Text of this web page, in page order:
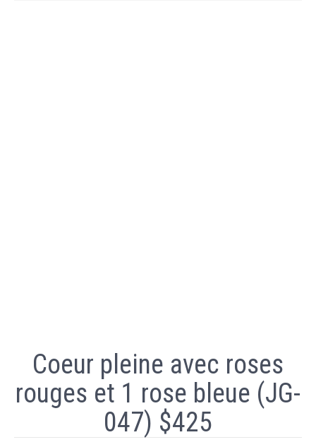
Coeur pleine avec roses
rouges et 1 rose bleue (JG-
047) $425